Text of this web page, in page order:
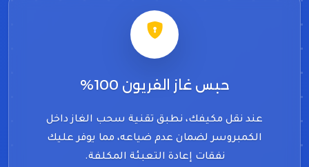
حبس غاز الفريون 100%
عند نقل مكيفك، نطبق تقنية سحب الغاز داخل
الكمبروسر لضمان عدم ضياعه، مما يوفر عليك
نفقات إعادة التعبئة المكلفة.